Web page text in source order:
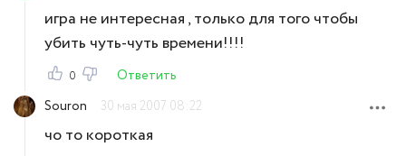
игра не интересная , только для того чтобы
убить чуть-чуть времени!!!!
0
Ответить
Souron
30 мая 2007 08:22
чо то короткая